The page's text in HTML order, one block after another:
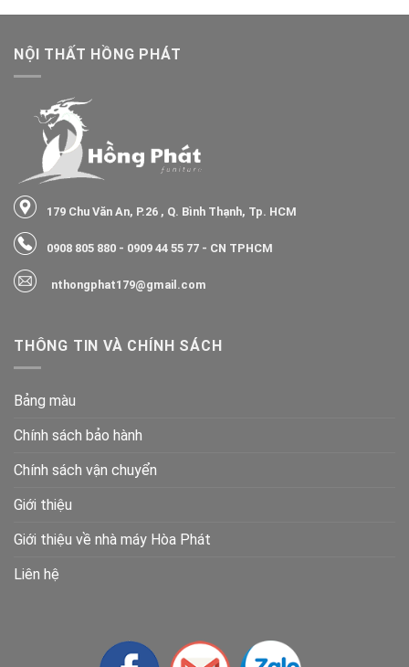
NỘI THẤT HỒNG PHÁT
179 Chu Văn An, P.26 , Q. Bình Thạnh, Tp. HCM
0908 805 880 - 0909 44 55 77 - CN TPHCM
nthongphat179@gmail.com
THÔNG TIN VÀ CHÍNH SÁCH
Bảng màu
Chính sách bảo hành
Chính sách vận chuyển
Giới thiệu
Giới thiệu về nhà máy Hòa Phát
Liên hệ